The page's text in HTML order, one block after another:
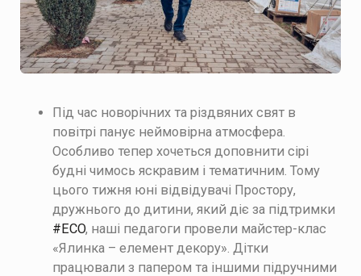
Під час новорічних та різдвяних свят в
повітрі панує неймовірна атмосфера.
Особливо тепер хочеться доповнити сірі
будні чимось яскравим і тематичним. Тому
цього тижня юні відвідувачі Простору,
дружнього до дитини, який діє за підтримки
#ECO, наші педагоги провели майстер-клас
«Ялинка – елемент декору». Дітки
працювали з папером та іншими підручними